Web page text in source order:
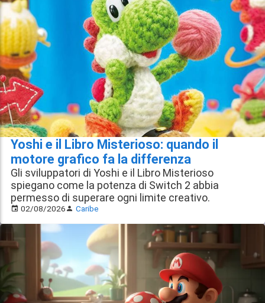
Yoshi e il Libro Misterioso: quando il
motore grafico fa la differenza
Gli sviluppatori di Yoshi e il Libro Misterioso
spiegano come la potenza di Switch 2 abbia
permesso di superare ogni limite creativo.
02/08/2026 Caribe